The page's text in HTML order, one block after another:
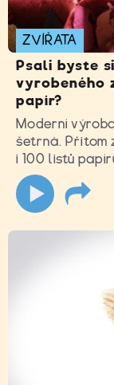
ZVÍŘATA
Psali byste
vyrobeného
papír?
Moderní
šetrná. Přitom
i 100 listů